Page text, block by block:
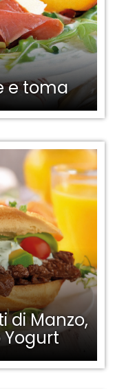
e toma
di Manzo,
Yogurt